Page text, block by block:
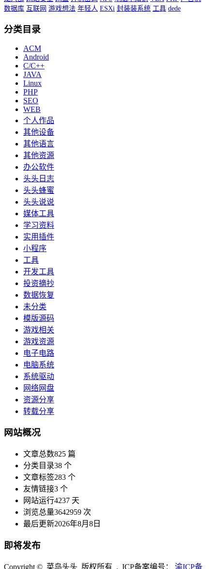
数据库 互联网 游戏想法 年轻人 ESXi 封装装系统 工具 dede
分类目录
ACM
Android
C/C++
JAVA
Linux
PHP
SEO
WEB
个人作品
其他设备
其他语言
其他资源
办公软件
头头日志
头头蜂蜜
头头说说
媒体工具
学习资料
实用插件
小程序
工具
开发工具
投资摘抄
数据恢复
未分类
模版源码
游戏相关
游戏资源
电子电路
电脑系统
系统驱动
网络网盘
资源分享
转载分享
网站概况
文章总数825 篇
分类目录38 个
文章标签283 个
友情链接3 个
网站运行4237 天
浏览总量3642959 次
最后更新2026年8月8日
即将发布
Copyright © 菜鸟头头 版权所有 . ICP备案编号： 渝ICP备